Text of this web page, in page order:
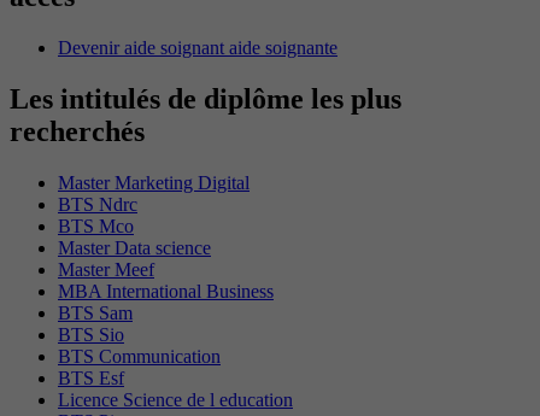
Devenir aide soignant aide soignante
Les intitulés de diplôme les plus
recherchés
Master Marketing Digital
BTS Ndrc
BTS Mco
Master Data science
Master Meef
MBA International Business
BTS Sam
BTS Sio
BTS Communication
BTS Esf
Licence Science de l education